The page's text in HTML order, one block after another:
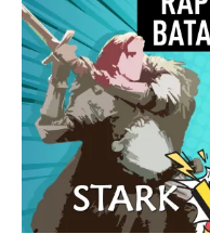
jeu
Plein
de
rapports
de
batailles